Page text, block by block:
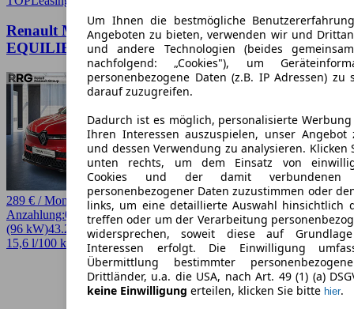
Um Ihnen die bestmögliche
Angeboten zu bieten, verwenden wir und
und andere Technologien (beides
nachfolgend: „Cookies"), um
personenbezogene Daten (z.B. IP Adressen) zu
darauf zuzugreifen.
Dadurch ist es möglich, personalisierte
Ihren Interessen auszuspielen, unser Angebot
und dessen Verwendung zu analysieren. Klicken
unten rechts, um dem Einsatz von
Cookies und der damit verbundenen
personenbezogener Daten zuzustimmen oder
links, um eine detaillierte Auswahl hinsichtlich
treffen oder um der Verarbeitung
widersprechen, soweit diese auf
Interessen erfolgt. Die Einwilligung
Übermittlung bestimmter
Drittländer, u.a. die USA, nach Art. 49 (1) (a)
keine Einwilligung erteilen, klicken Sie bitte hier.
Renault Megane E-Tech Megane E-TECH
EQUILIBRE EV40 130HP CCS SITZHEIZU
289 € / Monat
Anzahlung:0,00 €Laufzeit:48 Monate km/Jahr:10.000 Elektro 131 PS
(96 kW)43.282 kmEZ 02/2023Automatik Limousine4 Türen
15,6 l/100 km (komb.)* · 0 g/km CO2* · CO2-Klasse A